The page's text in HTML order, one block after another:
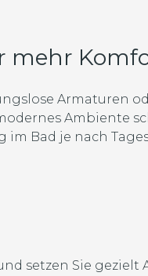
mehr
Armaturen
Ambiente
Bad je nach
setzen Sie